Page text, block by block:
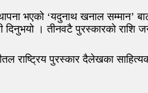
भएको ‘यदुनाथ खनाल सम्मान’
दिनुभयो । तीनवटै पुरस्कारको राशि
राष्ट्रिय पुरस्कार दैलेखका